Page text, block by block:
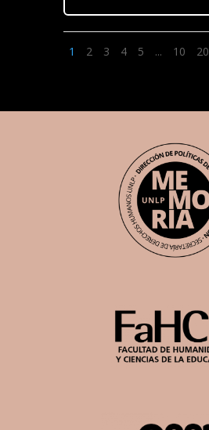
1 2 3 4 5 ... 10 20